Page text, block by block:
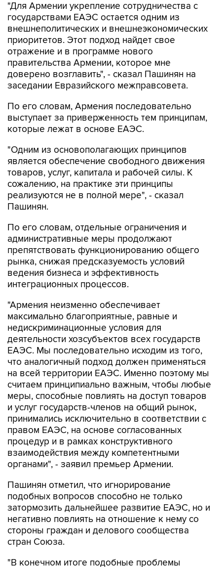
"Для Армении укрепление сотрудничества с
государствами ЕАЭС остается одним из
внешнеполитических и внешнеэкономических
приоритетов. Этот подход найдет свое
отражение и в программе нового
правительства Армении, которое мне
доверено возглавить", - сказал Пашинян на
заседании Евразийского межправсовета.
По его словам, Армения последовательно
выступает за приверженность тем принципам,
которые лежат в основе ЕАЭС.
"Одним из основополагающих принципов
является обеспечение свободного движения
товаров, услуг, капитала и рабочей силы. К
сожалению, на практике эти принципы
реализуются не в полной мере", - сказал
Пашинян.
По его словам, отдельные ограничения и
административные меры продолжают
препятствовать функционированию общего
рынка, снижая предсказуемость условий
ведения бизнеса и эффективность
интеграционных процессов.
"Армения неизменно обеспечивает
максимально благоприятные, равные и
недискриминационные условия для
деятельности хозсубъектов всех государств
ЕАЭС. Мы последовательно исходим из того,
что аналогичный подход должен применяться
на всей территории ЕАЭС. Именно поэтому мы
считаем принципиально важным, чтобы любые
меры, способные повлиять на доступ товаров
и услуг государств-членов на общий рынок,
принимались исключительно в соответствии с
правом ЕАЭС, на основе согласованных
процедур и в рамках конструктивного
взаимодействия между компетентными
органами", - заявил премьер Армении.
Пашинян отметил, что игнорирование
подобных вопросов способно не только
затормозить дальнейшее развитие ЕАЭС, но и
негативно повлиять на отношение к нему со
стороны граждан и делового сообщества
стран Союза.
"В конечном итоге подобные проблемы